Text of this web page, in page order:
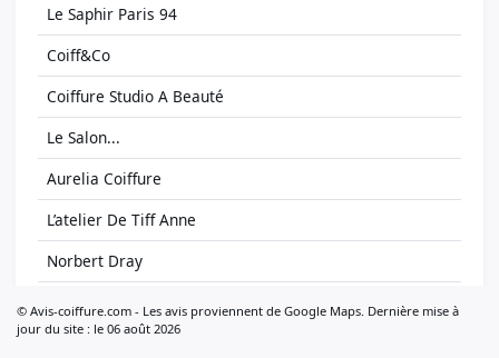
Le Saphir Paris 94
Coiff&Co
Coiffure Studio A Beauté
Le Salon...
Aurelia Coiffure
L’atelier De Tiff Anne
Norbert Dray
Studio Coiff
© Avis-coiffure.com - Les avis proviennent de Google Maps. Dernière mise à
jour du site : le 06 août 2026